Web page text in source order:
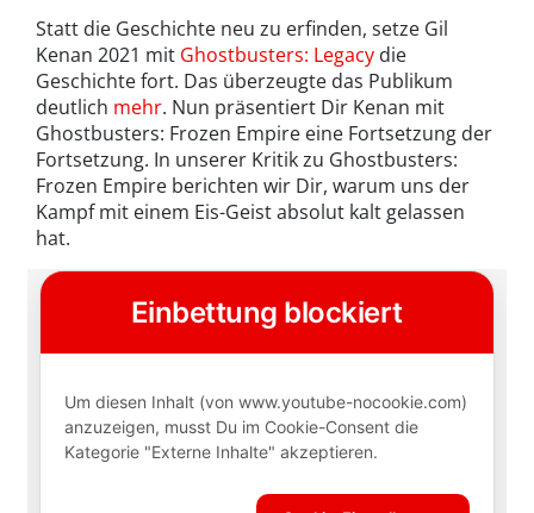
Statt die Geschichte neu zu erfinden, setze Gil
Kenan 2021 mit Ghostbusters: Legacy die
Geschichte fort. Das überzeugte das Publikum
deutlich mehr. Nun präsentiert Dir Kenan mit
Ghostbusters: Frozen Empire eine Fortsetzung der
Fortsetzung. In unserer Kritik zu Ghostbusters:
Frozen Empire berichten wir Dir, warum uns der
Kampf mit einem Eis-Geist absolut kalt gelassen
hat.